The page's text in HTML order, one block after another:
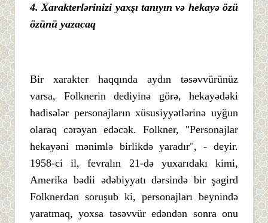
4. Xarakterlərinizi yaxşı tanıyın və hekayə özü
özünü yazacaq
Bir xarakter haqqında aydın təsəvvürünüz
varsa, Folknerin dediyinə görə, hekayədəki
hadisələr personajların xüsusiyyətlərinə uyğun
olaraq cərəyan edəcək. Folkner, "Personajlar
hekayəni mənimlə birlikdə yaradır", - deyir.
1958-ci il, fevralın 21-də yuxarıdakı kimi,
Amerika bədii ədəbiyyatı dərsində bir şagird
Folknerdən soruşub ki, personajları beynində
yaratmaq, yoxsa təsəvvür edəndən sonra onu